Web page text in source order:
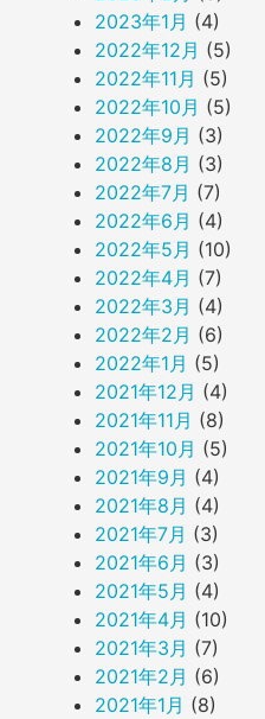
2023年1月 (4)
2022年12月 (5)
2022年11月 (5)
2022年10月 (5)
2022年9月 (3)
2022年8月 (3)
2022年7月 (7)
2022年6月 (4)
2022年5月 (10)
2022年4月 (7)
2022年3月 (4)
2022年2月 (6)
2022年1月 (5)
2021年12月 (4)
2021年11月 (8)
2021年10月 (5)
2021年9月 (4)
2021年8月 (4)
2021年7月 (3)
2021年6月 (3)
2021年5月 (4)
2021年4月 (10)
2021年3月 (7)
2021年2月 (6)
2021年1月 (8)